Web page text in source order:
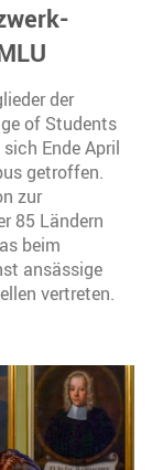
der
of Students
Ende April
getroffen.
zur
85 Ländern
beim
ansässige
vertreten.